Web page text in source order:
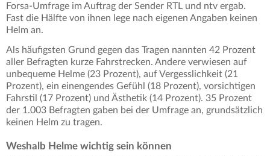
Forsa-Umfrage im Auftrag der Sender RTL und ntv ergab.
Fast die Hälfte von ihnen lege nach eigenen Angaben keinen
Helm an.
Als häufigsten Grund gegen das Tragen nannten 42 Prozent
aller Befragten kurze Fahrstrecken. Andere verwiesen auf
unbequeme Helme (23 Prozent), auf Vergesslichkeit (21
Prozent), ein einengendes Gefühl (18 Prozent), vorsichtigen
Fahrstil (17 Prozent) und Ästhetik (14 Prozent). 35 Prozent
der 1.003 Befragten gaben bei der Umfrage an, grundsätzlich
keinen Helm zu tragen.
Weshalb Helme wichtig sein können